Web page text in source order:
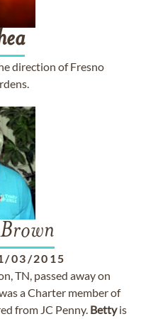
direction of Fresno
03/2015
TN, passed away on
a Charter member of
from JC Penny. Bettyis